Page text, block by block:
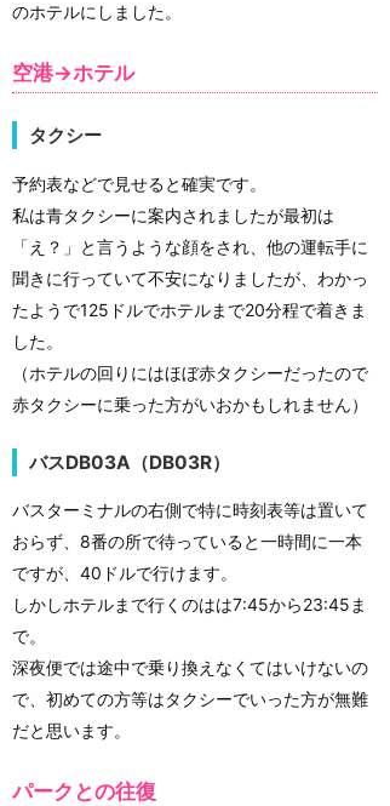
のホテルにしました。
空港→ホテル
タクシー
予約表などで見せると確実です。
私は青タクシーに案内されましたが最初は
「え？」と言うような顔をされ、他の運転手に
聞きに行っていて不安になりましたが、わかっ
たようで125ドルでホテルまで20分程で着きま
した。
（ホテルの回りにはほぼ赤タクシーだったので
赤タクシーに乗った方がいおかもしれません）
バスDB03A（DB03R）
バスターミナルの右側で特に時刻表等は置いて
おらず、8番の所で待っていると一時間に一本
ですが、40ドルで行けます。
しかしホテルまで行くのはは7:45から23:45ま
で。
深夜便では途中で乗り換えなくてはいけないの
で、初めての方等はタクシーでいった方が無難
だと思います。
パークとの往復